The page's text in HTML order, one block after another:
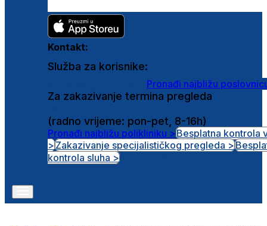
Kontakt:
Služba za korisnike:
Pronađi najbližu
Za zakazivanje termina pregleda
(radno vrijeme: pon-pet, 8-16h)
Pronađi najbližu polikliniku >Besplatna kontrola
>Zakazivanje specijalističkog pregleda >
kontrola sluha >